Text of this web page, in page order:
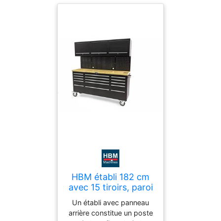
roues solides et aux
poignées, vous pouvez
déplacer l’établi partout.
HBM établi 182 cm
avec 15 tiroirs, paroi
d’armoire et panneau
arrière, plan de
travail en bois, noir
Un établi avec panneau
arrière constitue un poste